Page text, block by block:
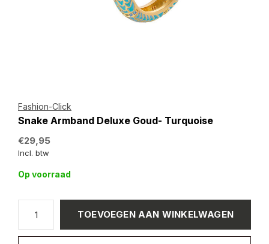
Fashion-Click
Snake Armband Deluxe Goud- Turquoise
€29,95
Incl. btw
Op voorraad
TOEVOEGEN AAN WINKELWAGEN